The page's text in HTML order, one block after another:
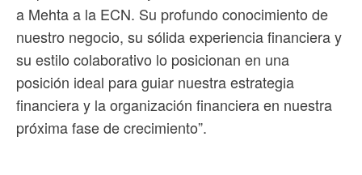
a Mehta a la ECN. Su profundo conocimiento de
nuestro negocio, su sólida experiencia financiera y
su estilo colaborativo lo posicionan en una
posición ideal para guiar nuestra estrategia
financiera y la organización financiera en nuestra
próxima fase de crecimiento”.